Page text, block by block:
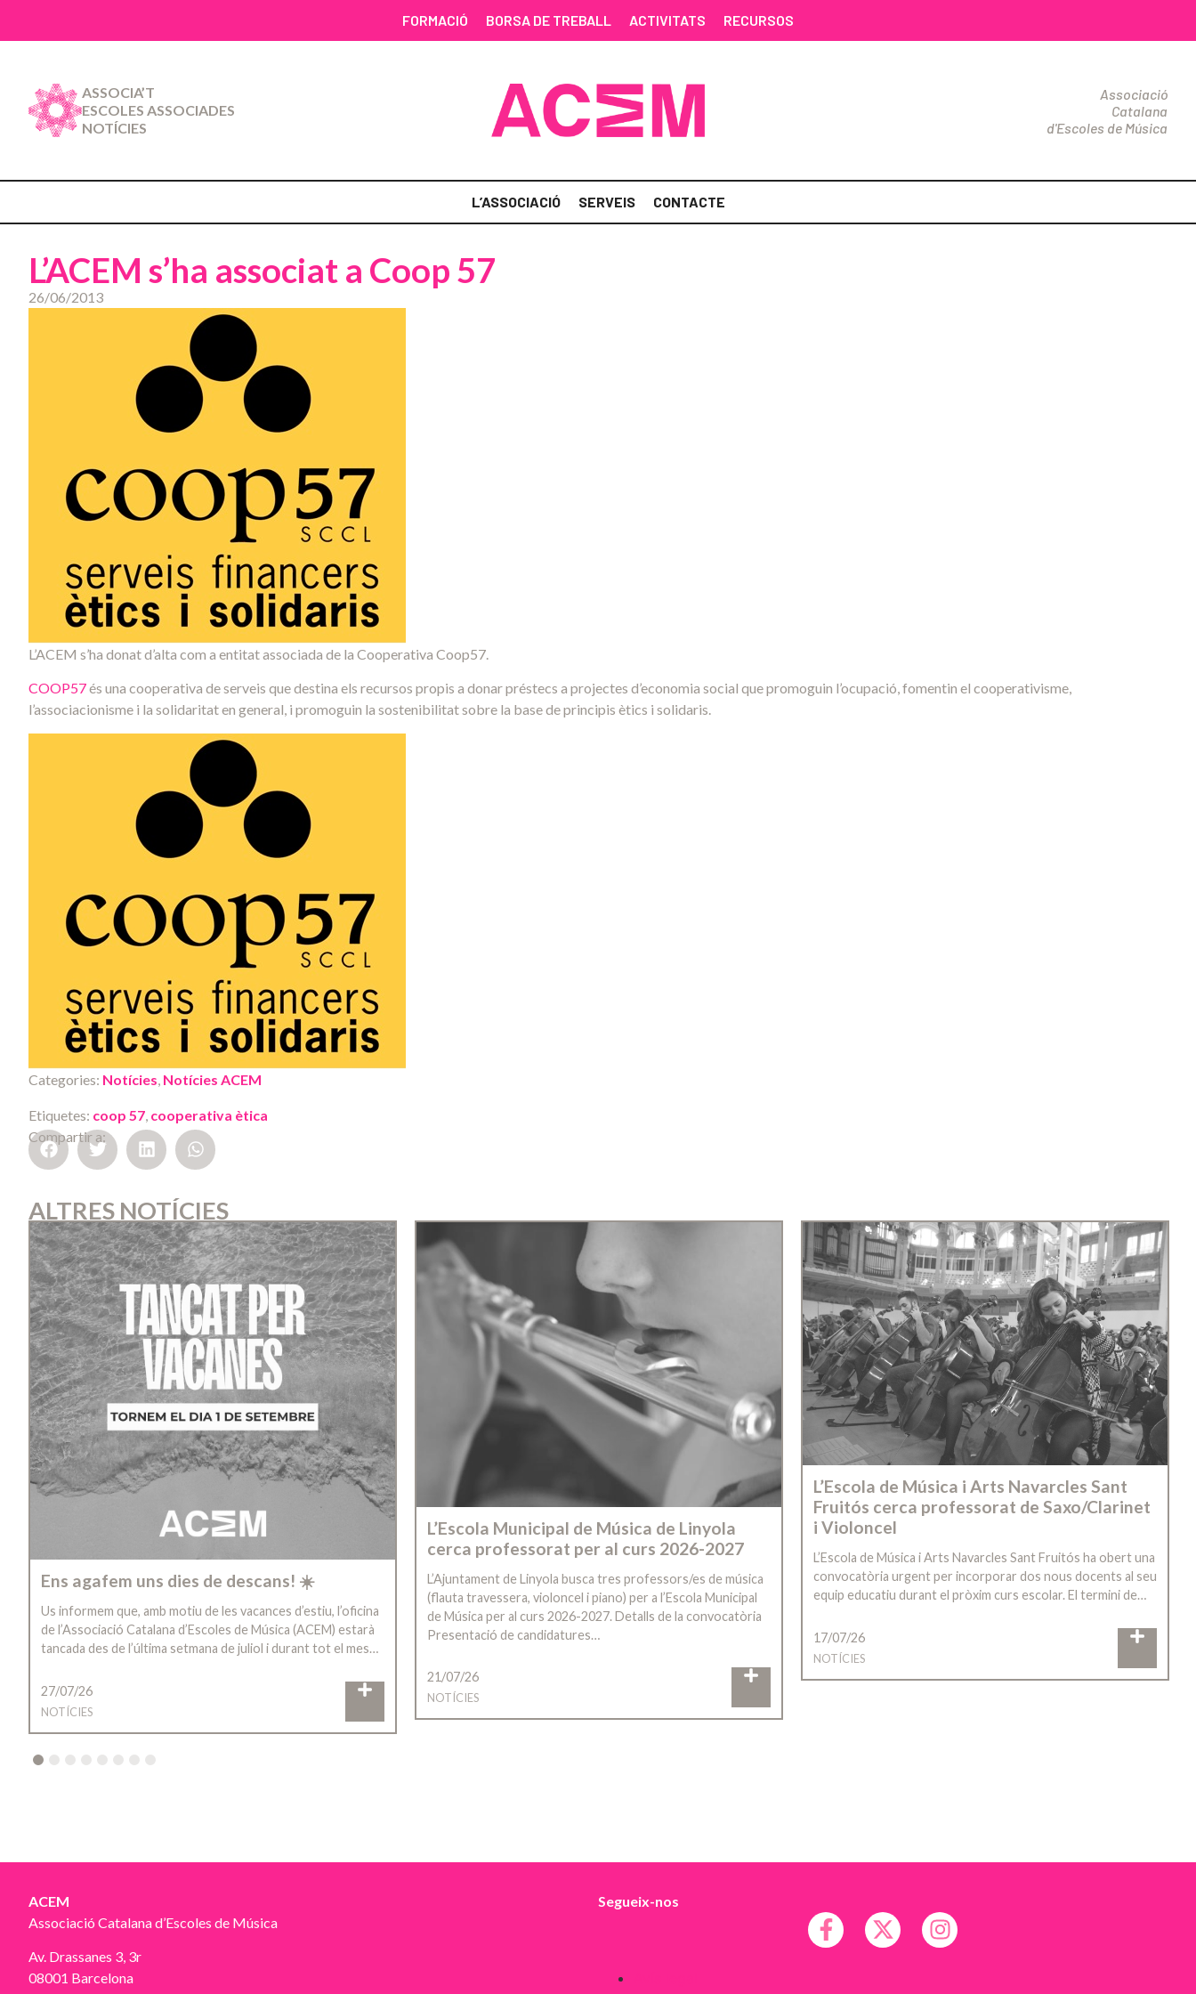
FORMACIÓ BORSA DE TREBALL ACTIVITATS RECURSOS
ASSOCIA’T
ESCOLES ASSOCIADES
NOTÍCIES
Associació
Catalana
d'Escoles de Música
L’ASSOCIACIÓ SERVEIS CONTACTE
L’ACEM s’ha associat a Coop 57
26/06/2013
L’ACEM s’ha donat d’alta com a entitat associada de la Cooperativa Coop57.
COOP57és una cooperativa de serveis que destina els recursos propis a donar préstecs a projectes d’economia social que promoguin l’ocupació, fomentin el cooperativisme,
l’associacionisme i la solidaritat en general, i promoguin la sostenibilitat sobre la base de principis ètics i solidaris.
Categories: Notícies Notícies ACEM
Etiquetes: coop 57 cooperativa ètica
Compartir a:
ALTRES NOTÍCIES
Ens agafem uns dies de descans! ☀️
Us informem que, amb motiu de les vacances d’estiu, l’oficina
de l’Associació Catalana d’Escoles de Música (ACEM) estarà
tancada des de l’última setmana de juliol i durant tot el mes…
27/07/26
NOTÍCIES
L’Escola Municipal de Música de Linyola
cerca professorat per al curs 2026-2027
L’Ajuntament de Linyola busca tres professors/es de música
(flauta travessera, violoncel i piano) per a l’Escola Municipal
de Música per al curs 2026-2027. Detalls de la convocatòria
Presentació de candidatures…
21/07/26
NOTÍCIES
L’Escola de Música i Arts Navarcles Sant
Fruitós cerca professorat de Saxo/Clarinet
i Violoncel
L’Escola de Música i Arts Navarcles Sant Fruitós ha obert una
convocatòria urgent per incorporar dos nous docents al seu
equip educatiu durant el pròxim curs escolar. El termini de…
17/07/26
NOTÍCIES
4 5 6 7 8
ACEM
Associació Catalana d’Escoles de Música
Av. Drassanes 3, 3r
08001 Barcelona
Segueix-nos